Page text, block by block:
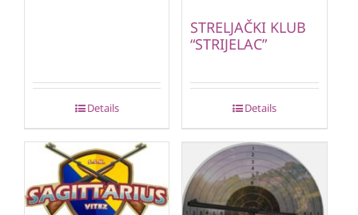
Details
STRELJAČKI KLUB
“STRIJELAC”
Details